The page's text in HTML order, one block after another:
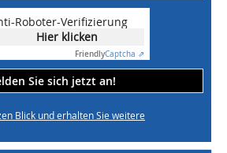
Roboter-Verifizierung
Hier klicken
FriendlyCaptcha ⇗
Sie sich jetzt an!
Blick und erhalten Sie weitere